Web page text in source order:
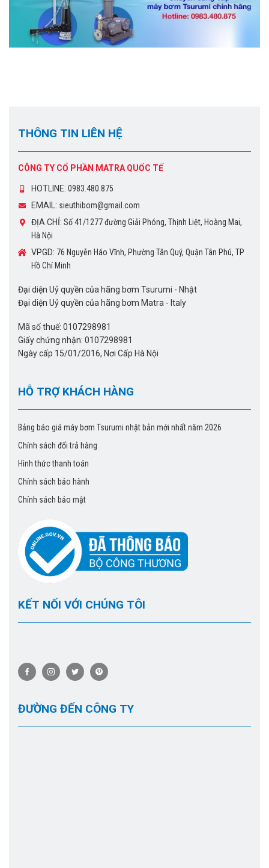
THÔNG TIN LIÊN HỆ
CÔNG TY CỔ PHẦN MATRA QUỐC TẾ
HOTLINE: 0983.480.875
EMAIL: sieuthibom@gmail.com
ĐỊA CHỈ: Số 41/1277 đường Giải Phóng, Thịnh Liệt, Hoàng Mai,
Hà Nội
VPGD: 76 Nguyễn Háo Vĩnh, Phường Tân Quý, Quận Tân Phú, TP
Hồ Chí Minh
Đại diện Uỷ quyền của hãng bơm Tsurumi - Nhật
Đại diện Uỷ quyền của hãng bơm Matra - Italy
Mã số thuế: 0107298981
Giấy chứng nhận: 0107298981
Ngày cấp 15/01/2016, Nơi Cấp Hà Nội
HỖ TRỢ KHÁCH HÀNG
Bảng báo giá máy bơm Tsurumi nhật bản mới nhất năm 2026
Chính sách đổi trả hàng
Hình thức thanh toán
Chính sách bảo hành
Chính sách bảo mật
KẾT NỐI VỚI CHÚNG TÔI
ĐƯỜNG ĐẾN CÔNG TY